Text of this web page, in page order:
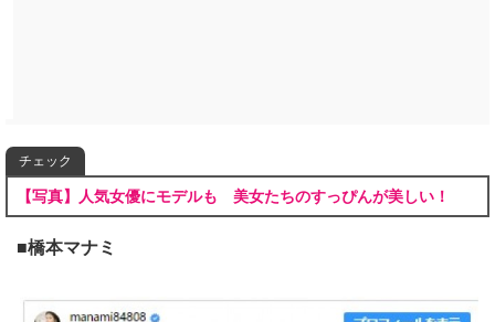
チェック
【写真】人気女優にモデルも 美女たちのすっぴんが美しい！
■橋本マナミ